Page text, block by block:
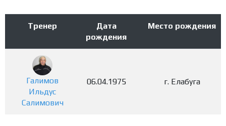
Тренер
Дата
рождения
Место рождения
Галимов
Ильдус
Салимович
06.04.1975 г. Елабуга